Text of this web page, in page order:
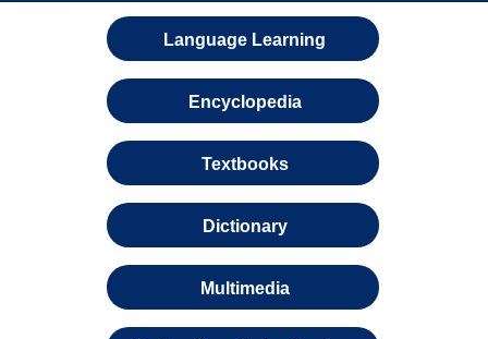
Language Learning
Encyclopedia
Textbooks
Dictionary
Multimedia